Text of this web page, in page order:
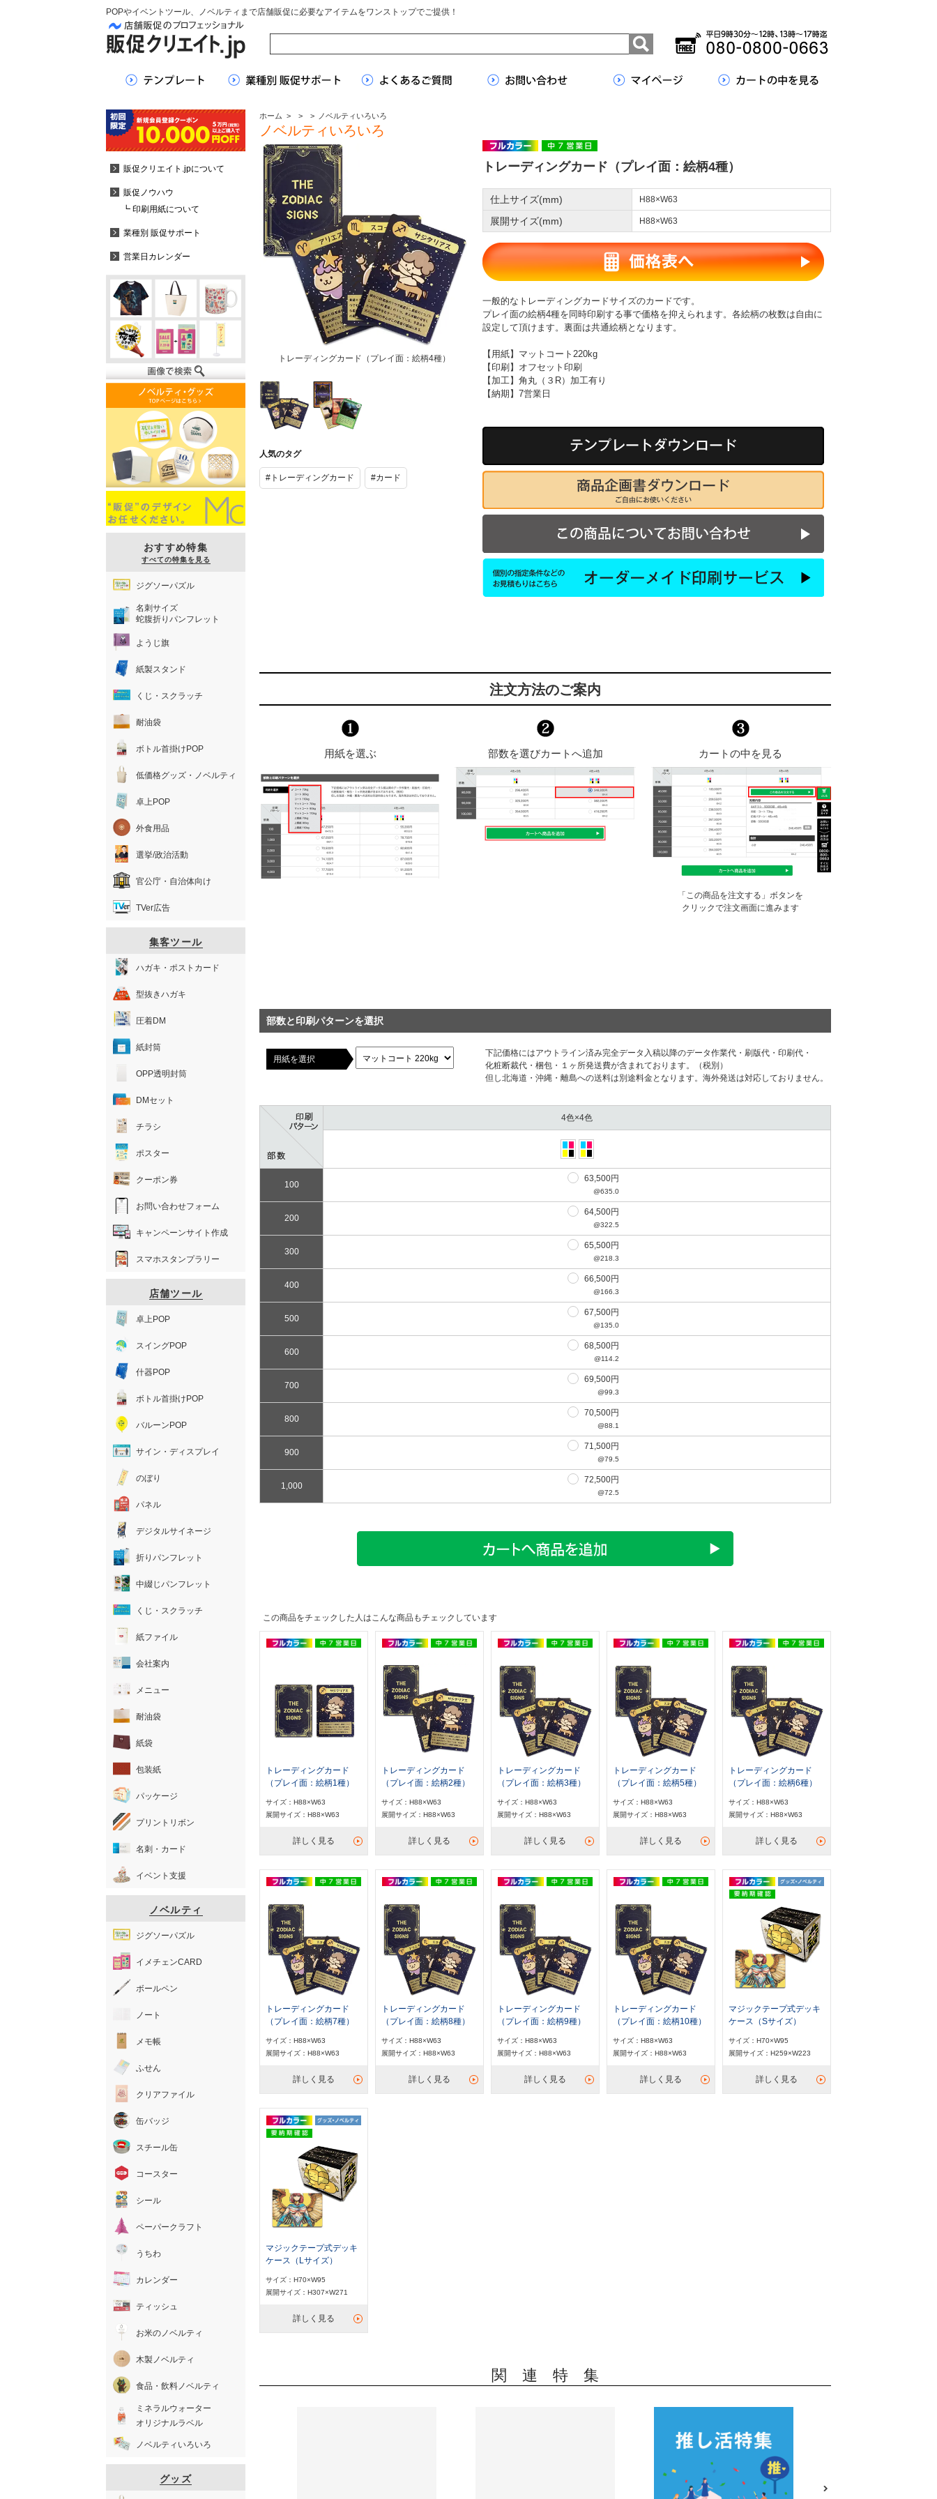
POPやイベントツール、ノベルティまで店舗販促に必要なアイテムをワンストップでご提供！
ホーム > > > ノベルティいろいろ
ノベルティいろいろ
トレーディングカード（プレイ面：絵柄4種）
グカード（プ
4種）
4種）
人気のタグ
#トレーディングカード #カード
トレーディングカード（プレイ面：絵柄4種）
仕上サイズ(mm) H88×W63
展開サイズ(mm) H88×W63
一般的なトレーディングカードサイズのカードです。
プレイ面の絵柄4種を同時印刷する事で価格を抑えられます。各絵柄の枚数は自由に
設定して頂けます。裏面は共通絵柄となります。
【用紙】マットコート220kg
【印刷】オフセット印刷
【加工】角丸（３R）加工有り
【納期】7営業日
注文方法のご案内
用紙を選ぶ 部数を選びカートへ追加 カートの中を見る
「この商品を注文する」ボタンを
クリックで注文画面に進みます
部数と印刷パターンを選択
用紙を選択
下記価格にはアウトライン済み完全データ⼊稿以降のデータ作業代・刷版代・印刷代・
化粧断裁代・梱包・１ヶ所発送費が含まれております。（税別）
但し北海道・沖縄・離島への送料は別途料⾦となります。海外発送は対応しておりません。
4色×4色
100
63,500円
@635.0
200
64,500円
@322.5
300
65,500円
@218.3
400
66,500円
@166.3
500
67,500円
@135.0
600
68,500円
@114.2
700
69,500円
@99.3
800
70,500円
@88.1
900
71,500円
@79.5
1,000
72,500円
@72.5
この商品をチェックした人はこんな商品もチェックしています
トレーディングカード
（プレイ面：絵柄1種）
サイズ：H88×W63
展開サイズ：H88×W63
詳しく見る
トレーディングカード
（プレイ面：絵柄2種）
サイズ：H88×W63
展開サイズ：H88×W63
詳しく見る
トレーディングカード
（プレイ面：絵柄3種）
サイズ：H88×W63
展開サイズ：H88×W63
詳しく見る
トレーディングカード
（プレイ面：絵柄5種）
サイズ：H88×W63
展開サイズ：H88×W63
詳しく見る
トレーディングカード
（プレイ面：絵柄6種）
サイズ：H88×W63
展開サイズ：H88×W63
詳しく見る
トレーディングカード
（プレイ面：絵柄7種）
サイズ：H88×W63
展開サイズ：H88×W63
詳しく見る
トレーディングカード
（プレイ面：絵柄8種）
サイズ：H88×W63
展開サイズ：H88×W63
詳しく見る
トレーディングカード
（プレイ面：絵柄9種）
サイズ：H88×W63
展開サイズ：H88×W63
詳しく見る
トレーディングカード
（プレイ面：絵柄10種）
サイズ：H88×W63
展開サイズ：H88×W63
詳しく見る
マジックテープ式デッキ
ケース（Sサイズ）
サイズ：H70×W95
展開サイズ：H259×W223
詳しく見る
マジックテープ式デッキ
ケース（Lサイズ）
サイズ：H70×W95
展開サイズ：H307×W271
詳しく見る
関 連 特 集
販促クリエイト.jpについて
販促ノウハウ
┗ 印刷用紙について
業種別 販促サポート
営業日カレンダー
おすすめ特集
すべての特集を見る
ジグソーパズル
名刺サイズ
蛇腹折りパンフレット
ようじ旗
紙製スタンド
くじ・スクラッチ
耐油袋
ボトル首掛けPOP
低価格グッズ・ノベルティ
卓上POP
外食用品
選挙/政治活動
官公庁・自治体向け
TVer広告
集客ツール
ハガキ・ポストカード
型抜きハガキ
圧着DM
紙封筒
OPP透明封筒
DMセット
チラシ
ポスター
クーポン券
お問い合わせフォーム
キャンペーンサイト作成
スマホスタンプラリー
店舗ツール
卓上POP
スイングPOP
什器POP
ボトル首掛けPOP
バルーンPOP
サイン・ディスプレイ
のぼり
パネル
デジタルサイネージ
折りパンフレット
中綴じパンフレット
くじ・スクラッチ
紙ファイル
会社案内
メニュー
耐油袋
紙袋
包装紙
パッケージ
プリントリボン
名刺・カード
イベント支援
ノベルティ
ジグソーパズル
イメチェンCARD
ボールペン
ノート
メモ帳
ふせん
クリアファイル
缶バッジ
スチール缶
コースター
シール
ペーパークラフト
うちわ
カレンダー
ティッシュ
お米のノベルティ
木製ノベルティ
食品・飲料ノベルティ
ミネラルウォーター
オリジナルラベル
ノベルティいろいろ
グッズ